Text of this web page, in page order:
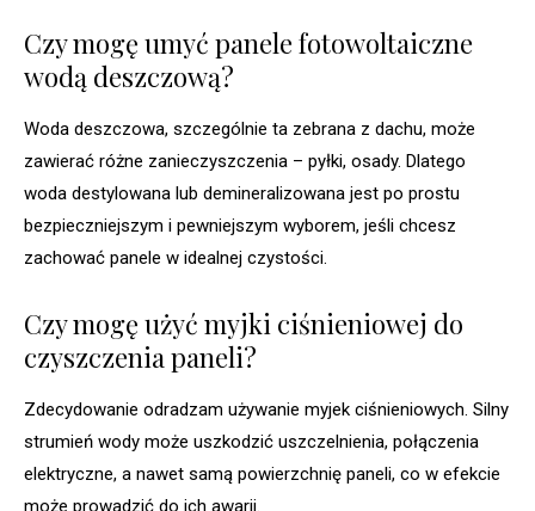
Czy mogę umyć panele fotowoltaiczne
wodą deszczową?
Woda deszczowa, szczególnie ta zebrana z dachu, może
zawierać różne zanieczyszczenia – pyłki, osady. Dlatego
woda destylowana lub demineralizowana jest po prostu
bezpieczniejszym i pewniejszym wyborem, jeśli chcesz
zachować panele w idealnej czystości.
Czy mogę użyć myjki ciśnieniowej do
czyszczenia paneli?
Zdecydowanie odradzam używanie myjek ciśnieniowych. Silny
strumień wody może uszkodzić uszczelnienia, połączenia
elektryczne, a nawet samą powierzchnię paneli, co w efekcie
może prowadzić do ich awarii.